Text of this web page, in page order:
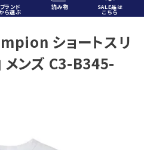
ブランド
ら選ぶ
読み物 SALE品は
こちら
ショートスリ
メンズ C3-B345-